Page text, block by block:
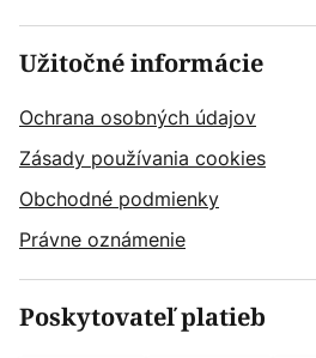
Užitočné informácie
Ochrana osobných údajov
Zásady používania cookies
Obchodné podmienky
Právne oznámenie
Poskytovateľ platieb